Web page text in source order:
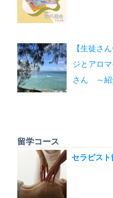
【生徒さ
ジとアロ
さん ～紹
留学コース
セラピスト